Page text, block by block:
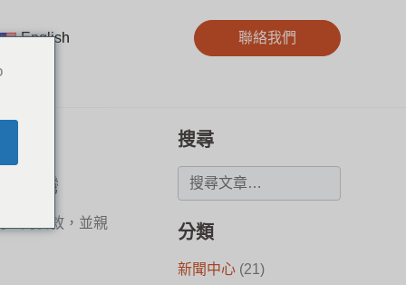
English 聯絡我們
台灣
一同餐敘，並親
搜尋
分類
新聞中心 (21)